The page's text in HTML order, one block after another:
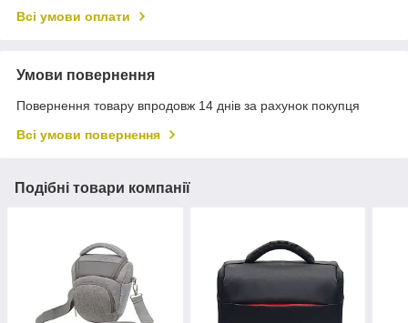
Всі умови оплати
Умови повернення
Повернення товару впродовж 14 днів за рахунок покупця
Всі умови повернення
Подібні товари компанії